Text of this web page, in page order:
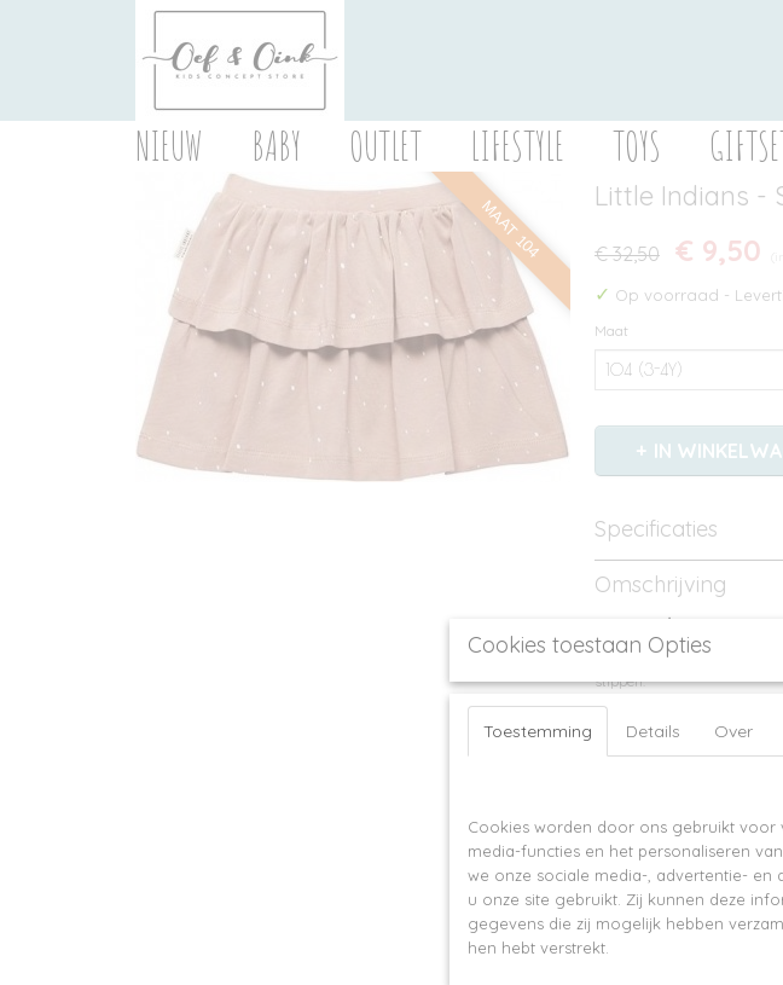
NIEUW BABY OUTLET LIFESTYLE TOYS
MAAT 104
Little Indians -
€ 32,50 € 9,50
✓ Op voorraad -
Maat
IN
Specificaties
Productcode
Omschrijving
Dit rokje van Little Indians
stippen.
Cookies toestaan Opties
Toestemming Details Over
Cookies worden door ons gebruikt voor
media-functies en het personaliseren
we onze sociale media-, advertentie-
u onze site gebruikt. Zij kunnen deze
gegevens die zij mogelijk hebben
hen hebt verstrekt.